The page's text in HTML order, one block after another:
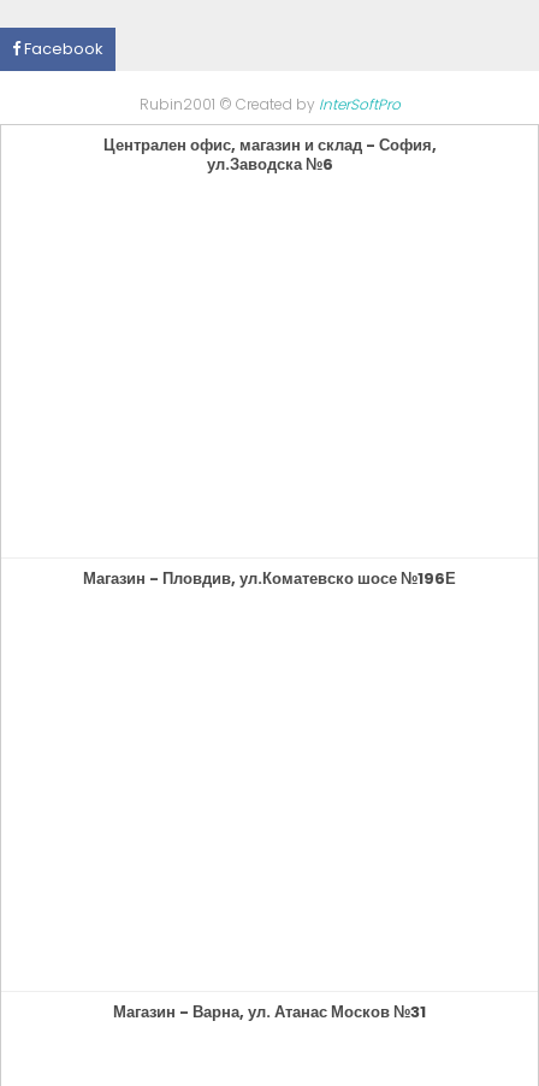
Facebook
Rubin2001 © Created by InterSoftPro
Централен офис, магазин и склад - София,
ул.Заводска №6
Магазин - Пловдив, ул.Коматевско шосе №196Е
Магазин - Варна, ул. Атанас Москов №31